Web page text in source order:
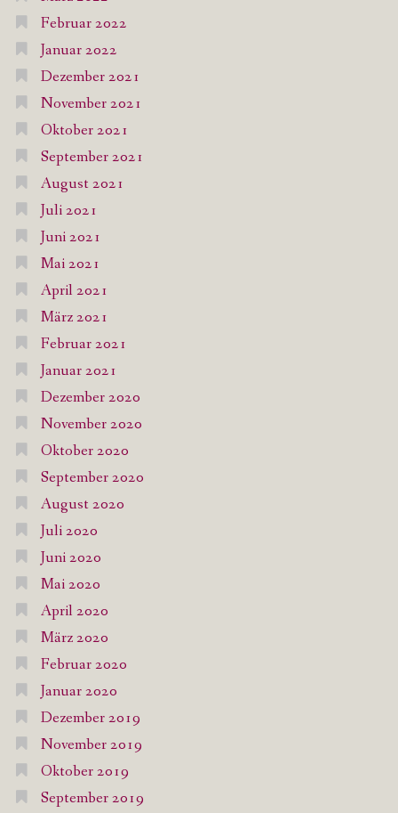
Februar 2022
Januar 2022
Dezember 2021
November 2021
Oktober 2021
September 2021
August 2021
Juli 2021
Juni 2021
Mai 2021
April 2021
März 2021
Februar 2021
Januar 2021
Dezember 2020
November 2020
Oktober 2020
September 2020
August 2020
Juli 2020
Juni 2020
Mai 2020
April 2020
März 2020
Februar 2020
Januar 2020
Dezember 2019
November 2019
Oktober 2019
September 2019